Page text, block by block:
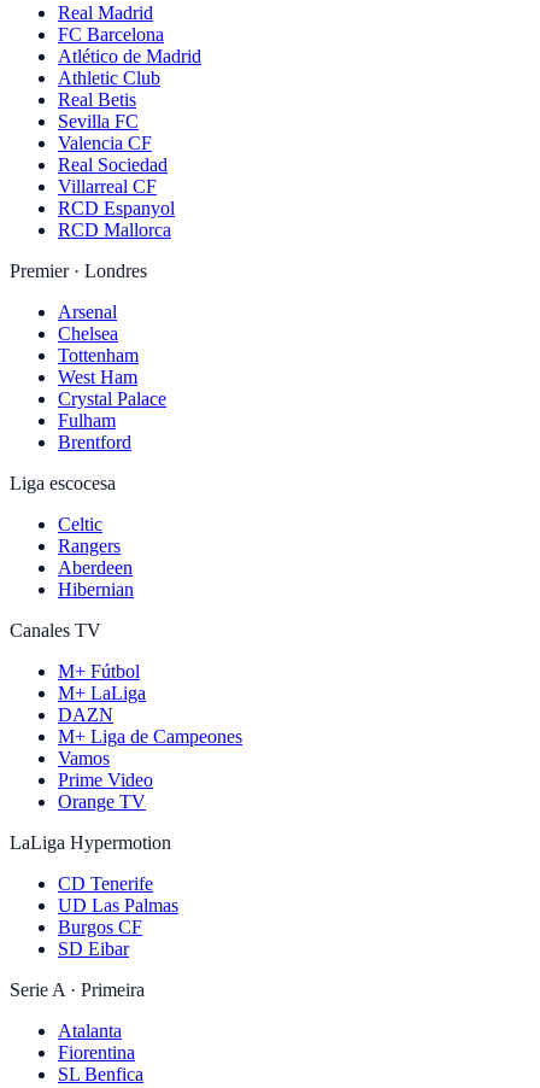
Real Madrid
FC Barcelona
Atlético de Madrid
Athletic Club
Real Betis
Sevilla FC
Valencia CF
Real Sociedad
Villarreal CF
RCD Espanyol
RCD Mallorca
Premier · Londres
Arsenal
Chelsea
Tottenham
West Ham
Crystal Palace
Fulham
Brentford
Liga escocesa
Celtic
Rangers
Aberdeen
Hibernian
Canales TV
M+ Fútbol
M+ LaLiga
DAZN
M+ Liga de Campeones
Vamos
Prime Video
Orange TV
LaLiga Hypermotion
CD Tenerife
UD Las Palmas
Burgos CF
SD Eibar
Serie A · Primeira
Atalanta
Fiorentina
SL Benfica